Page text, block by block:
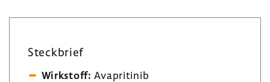
Steck­brief
Wirk­stoff: Avapri­tinib